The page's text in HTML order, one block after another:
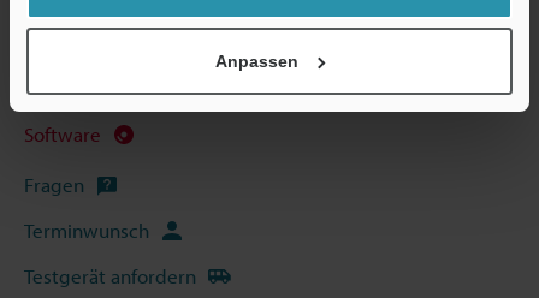
Anpassen
Handbücher
Software
Fragen
Terminwunsch
Testgerät anfordern